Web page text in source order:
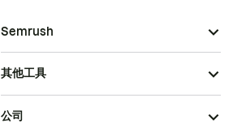
Semrush
其他工具
公司